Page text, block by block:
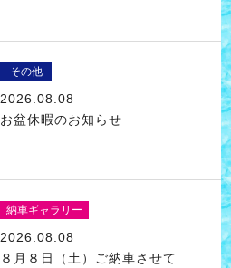
その他
2026.08.08
お盆休暇のお知らせ
納車ギャラリー
2026.08.08
８月８日（土）ご納車させて